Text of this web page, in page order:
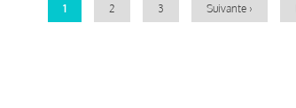
Page
1 Page
2 Page
3
Page
Suivante ›